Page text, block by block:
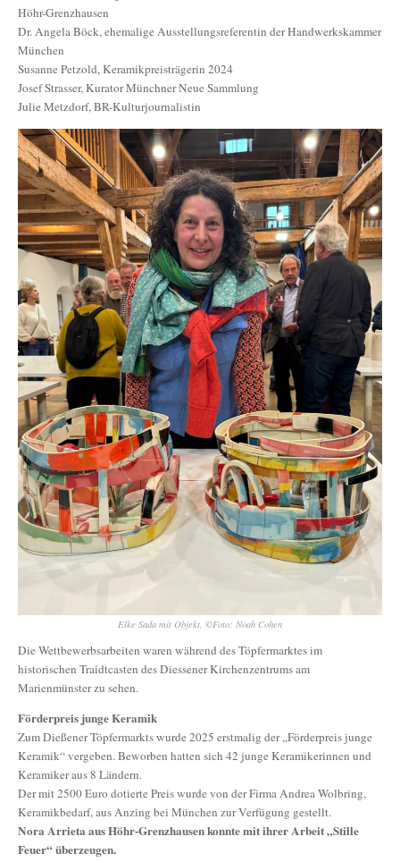
Höhr-Grenzhausen
Dr. Angela Böck, ehemalige Ausstellungsreferentin der Handwerkskammer
München
Susanne Petzold, Keramikpreisträgerin 2024
Josef Strasser, Kurator Münchner Neue Sammlung
Julie Metzdorf, BR-Kulturjournalistin
Elke Sada mit Objekt, ©Foto: Noah Cohen
Die Wettbewerbsarbeiten waren während des Töpfermarktes im
historischen Traidtcasten des Diessener Kirchenzentrums am
Marienmünster zu sehen.
Förderpreis junge Keramik
Zum Dießener Töpfermarkts wurde 2025 erstmalig der „Förderpreis junge
Keramik“ vergeben. Beworben hatten sich 42 junge Keramikerinnen und
Keramiker aus 8 Ländern.
Der mit 2500 Euro dotierte Preis wurde von der Firma Andrea Wolbring,
Keramikbedarf, aus Anzing bei München zur Verfügung gestellt.
Nora Arrieta aus Höhr-Grenzhausen konnte mit ihrer Arbeit „Stille
Feuer“ überzeugen.